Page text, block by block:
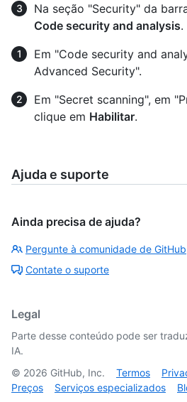
Na seção "Security" da
Code security and analysis.
Em "Code security and
Advanced Security".
Em "Secret scanning", em
clique em Habilitar.
Ajuda e suporte
Ainda precisa de ajuda?
Pergunte à comunidade de GitHub
Contate o suporte
Legal
Parte desse conteúdo pode ser
IA.
© 2026 GitHub, Inc. Termos
Preços
Serviços especializados